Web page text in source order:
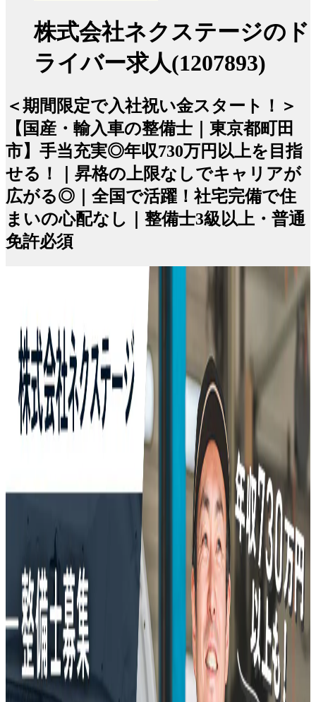
株式会社ネクステージのド
ライバー求人(1207893)
＜期間限定で入社祝い金スタート！＞
【国産・輸入車の整備士｜東京都町田
市】手当充実◎年収730万円以上を目指
せる！｜昇格の上限なしでキャリアが
広がる◎｜全国で活躍！社宅完備で住
まいの心配なし｜整備士3級以上・普通
免許必須